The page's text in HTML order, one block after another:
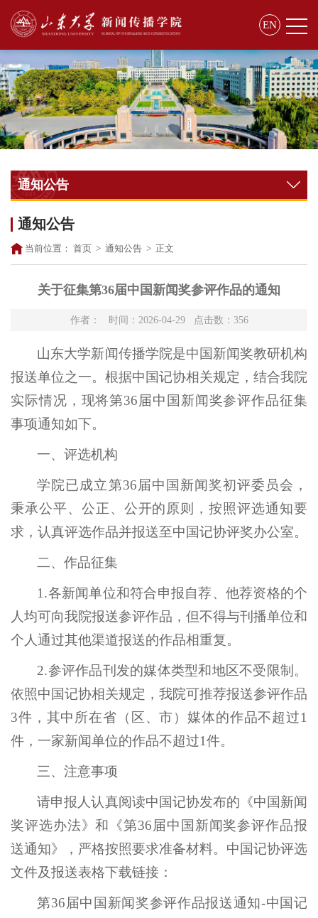
EN
通知公告
通知公告
当前位置： 首页 > 通知公告 > 正文
关于征集第36届中国新闻奖参评作品的通知
作者： 时间：2026-04-29 点击数： 356
山东大学新闻传播学院是中国新闻奖教研机构
报送单位之一。根据中国记协相关规定，结合我院
实际情况，现将第36届中国新闻奖参评作品征集
事项通知如下。
一、评选机构
学院已成立第36届中国新闻奖初评委员会，
秉承公平、公正、公开的原则，按照评选通知要
求，认真评选作品并报送至中国记协评奖办公室。
二、作品征集
1.各新闻单位和符合申报自荐、他荐资格的个
人均可向我院报送参评作品，但不得与刊播单位和
个人通过其他渠道报送的作品相重复。
2.参评作品刊发的媒体类型和地区不受限制。
依照中国记协相关规定，我院可推荐报送参评作品
3件，其中所在省（区、市）媒体的作品不超过1
件，一家新闻单位的作品不超过1件。
三、注意事项
请申报人认真阅读中国记协发布的《中国新闻
奖评选办法》和《第36届中国新闻奖参评作品报
送通知》，严格按照要求准备材料。中国记协评选
文件及报送表格下载链接：
第36届中国新闻奖参评作品报送通知-中国记